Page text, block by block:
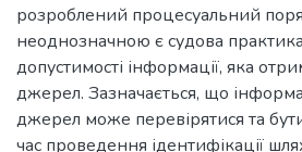
розроблений процесуальний
неоднозначною є судова
допустимості інформації, яка
джерел. Зазначається, що
джерел може перевірятися та
час проведення ідентифікації